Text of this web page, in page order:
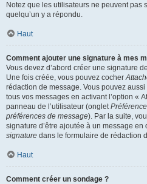
Notez que les utilisateurs ne peuvent pas
quelqu’un y a répondu.
Haut
Comment ajouter une signature à mes
Vous devez d’abord créer une signature
Une fois créée, vous pouvez cocher
rédaction de message. Vous pouvez
tous vos messages en activant l’option «
panneau de l’utilisateur (onglet
préférences de message). Par la suite,
signature d’être ajoutée à un message
signature dans le formulaire de rédaction
Haut
Comment créer un sondage ?